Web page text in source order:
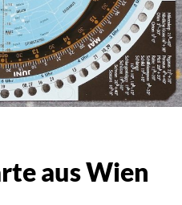
aus Wien